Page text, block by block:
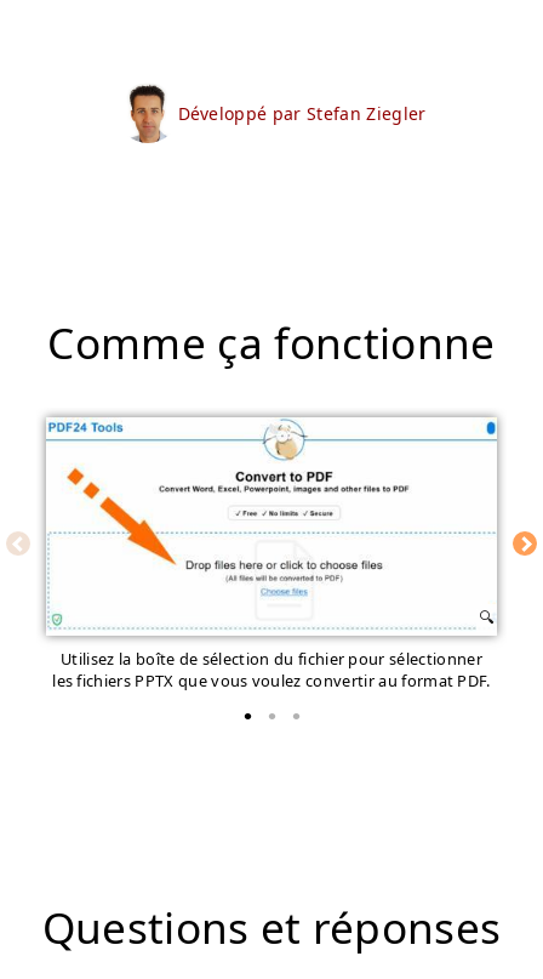
Développé par Stefan Ziegler
Comme ça fonctionne
Utilisez la boîte de sélection du fichier pour sélectionner
les fichiers PPTX que vous voulez convertir au format PDF.
Questions et réponses